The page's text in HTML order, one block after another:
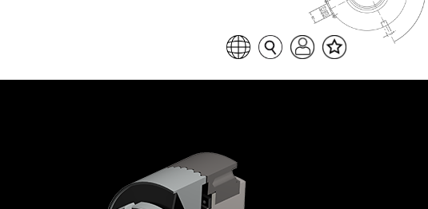
Sprache auswählen
Seitensuche
Login
Favoritenliste